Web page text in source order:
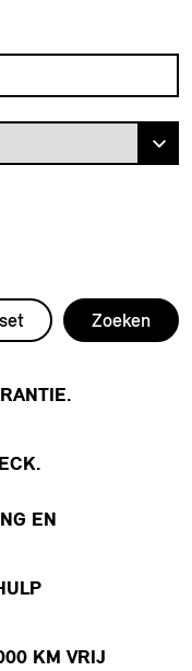
MINI dealer te vinden
Zoeken
EN
KM VRIJ